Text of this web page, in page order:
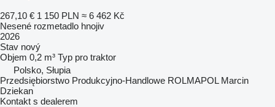
267,10 € 1 150 PLN ≈ 6 462 Kč
Nesené rozmetadlo hnojiv
2026
Stav nový
Objem 0,2 m³ Typ pro traktor
Polsko, Słupia
Przedsiębiorstwo Produkcyjno-Handlowe ROLMAPOL Marcin
Dziekan
Kontakt s dealerem